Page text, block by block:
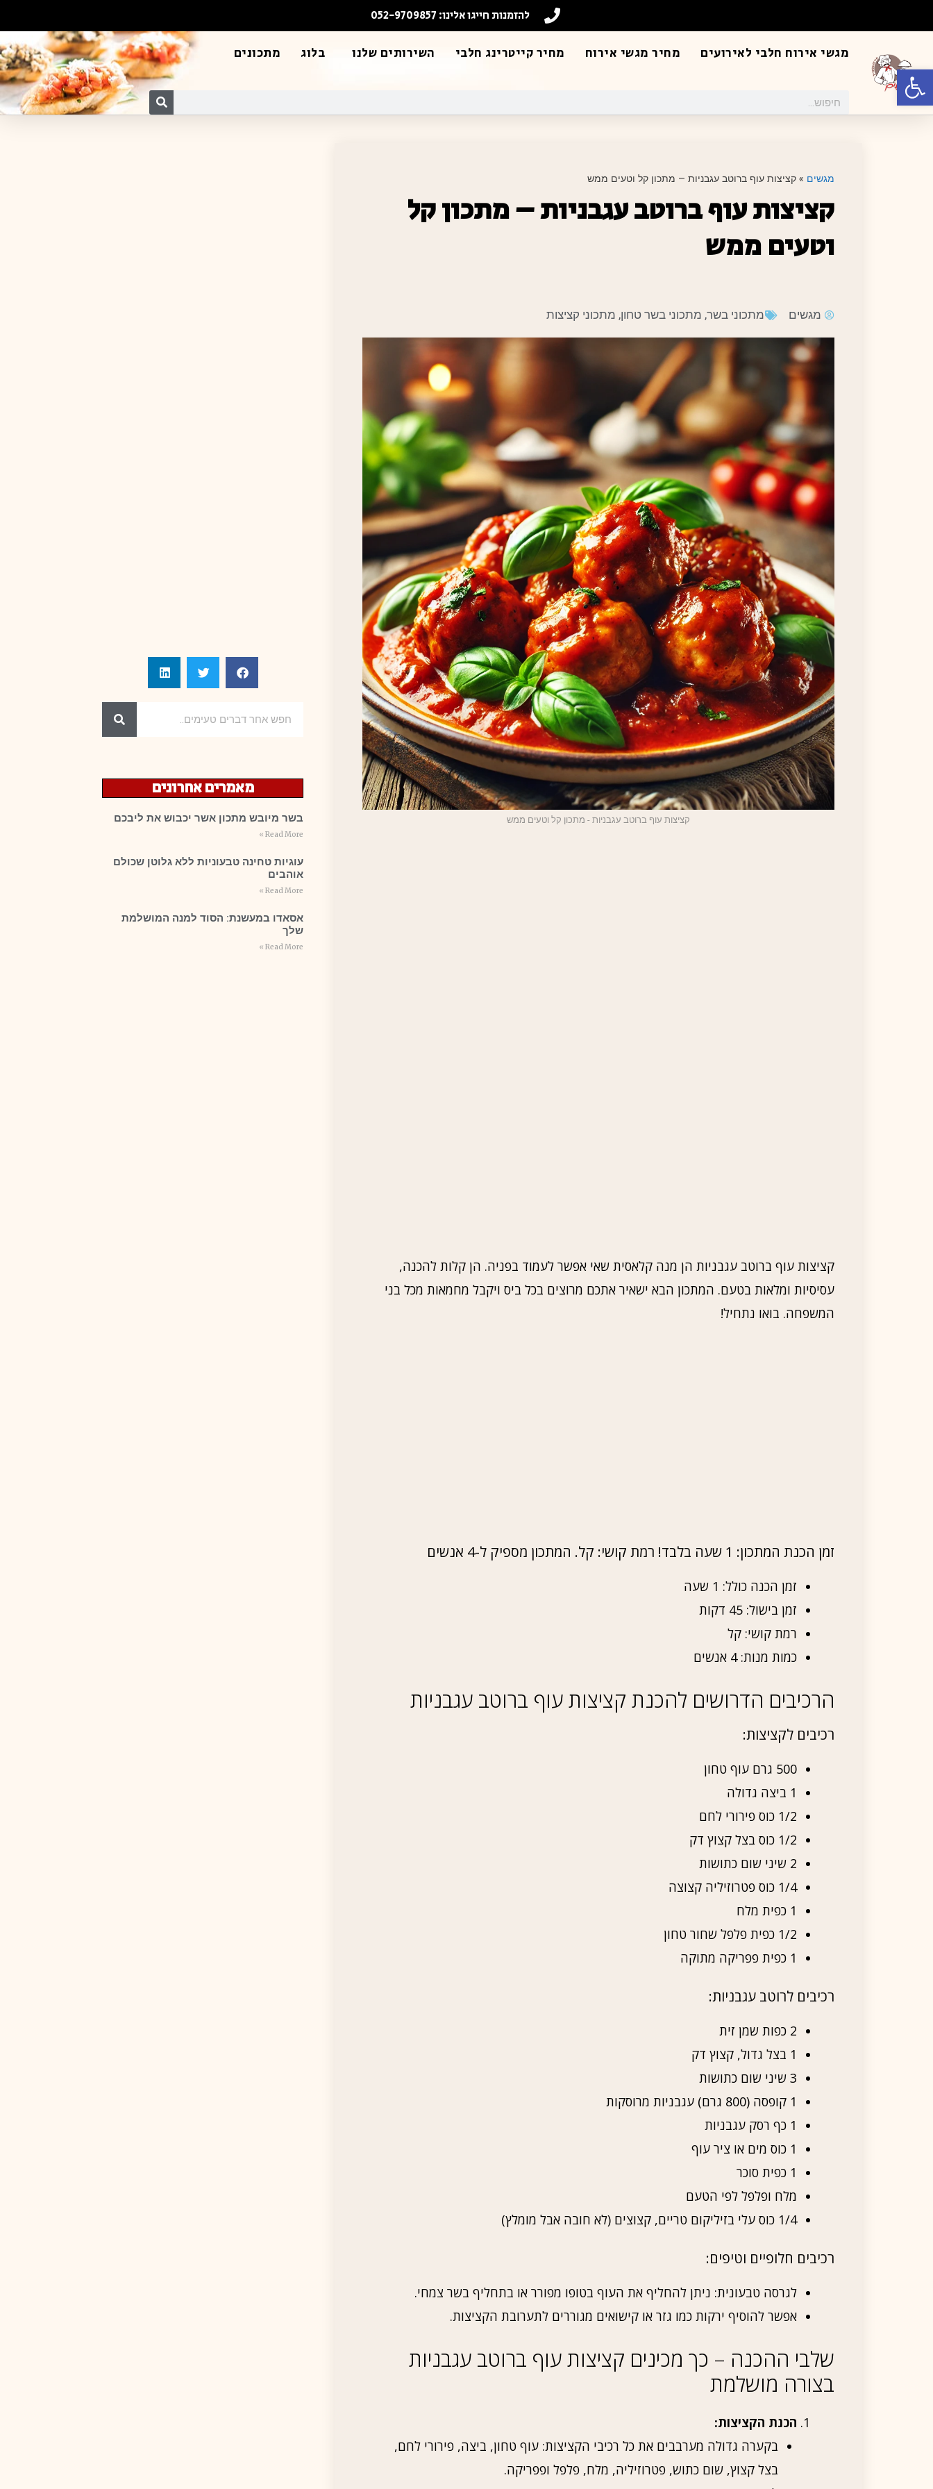
פתח סרגל נגישות
להזמנות חייגו אלינו: 052-9709857
מגשי אירוח חלבי לאירועים מחיר מגשי אירוח מחיר קייטרינג חלבי השירותים שלנו בלוג מתכונים
מגשים » קציצות עוף ברוטב עגבניות – מתכון קל וטעים ממש
קציצות עוף ברוטב עגבניות – מתכון קל
וטעים ממש
מגשים מתכוני בשר, מתכוני בשר טחון, מתכוני קציצות
קציצות עוף ברוטב עגבניות - מתכון קל וטעים ממש
קציצות עוף ברוטב עגבניות הן מנה קלאסית שאי אפשר לעמוד בפניה. הן קלות להכנה,
עסיסיות ומלאות בטעם. המתכון הבא ישאיר אתכם מרוצים בכל ביס ויקבל מחמאות מכל בני
המשפחה. בואו נתחיל!
זמן הכנת המתכון: 1 שעה בלבד! רמת קושי: קל. המתכון מספיק ל-4 אנשים
זמן הכנה כולל: 1 שעה
זמן בישול: 45 דקות
רמת קושי: קל
כמות מנות: 4 אנשים
הרכיבים הדרושים להכנת קציצות עוף ברוטב עגבניות
רכיבים לקציצות:
500 גרם עוף טחון
1 ביצה גדולה
1/2 כוס פירורי לחם
1/2 כוס בצל קצוץ דק
2 שיני שום כתושות
1/4 כוס פטרוזיליה קצוצה
1 כפית מלח
1/2 כפית פלפל שחור טחון
1 כפית פפריקה מתוקה
רכיבים לרוטב עגבניות:
2 כפות שמן זית
1 בצל גדול, קצוץ דק
3 שיני שום כתושות
1 קופסה (800 גרם) עגבניות מרוסקות
1 כף רסק עגבניות
1 כוס מים או ציר עוף
1 כפית סוכר
מלח ופלפל לפי הטעם
1/4 כוס עלי בזיליקום טריים, קצוצים (לא חובה אבל מומלץ)
רכיבים חלופיים וטיפים:
לגרסה טבעונית: ניתן להחליף את העוף בטופו מפורר או בתחליף בשר צמחי.
אפשר להוסיף ירקות כמו גזר או קישואים מגוררים לתערובת הקציצות.
שלבי ההכנה – כך מכינים קציצות עוף ברוטב עגבניות
בצורה מושלמת
הכנת הקציצות:
בקערה גדולה מערבבים את כל רכיבי הקציצות: עוף טחון, ביצה, פירורי לחם,
בצל קצוץ, שום כתוש, פטרוזיליה, מלח, פלפל ופפריקה.
מאמרים אחרונים
בשר מיובש מתכון אשר יכבוש את ליבכם
Read More »
עוגיות טחינה טבעוניות ללא גלוטן שכולם
אוהבים
Read More »
אסאדו במעשנת: הסוד למנה המושלמת
שלך
Read More »